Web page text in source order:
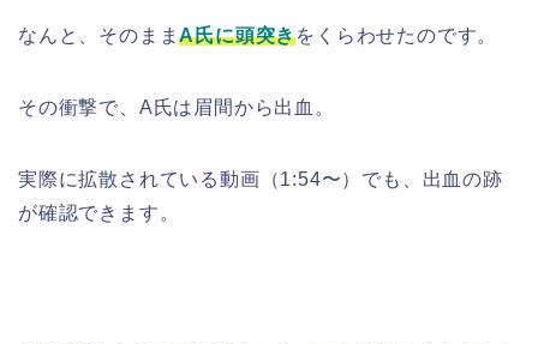
なんと、そのままA氏に頭突きをくらわせたのです。
その衝撃で、A氏は眉間から出血。
実際に拡散されている動画（1:54〜）でも、出血の跡
が確認できます。